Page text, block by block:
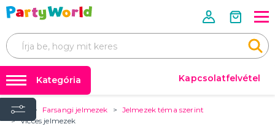
Kapcsolatfelvétel
Mérettáblázatok 📏📐
Kategória
FARSANGI JELMEZEK
Home Farsangi jelmezek
Jelmezek téma szerint
Vicces jelmezek